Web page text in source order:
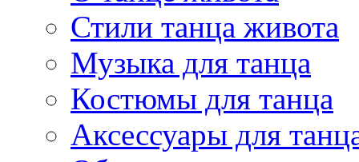
Стили танца живота
Музыка для танца
Костюмы для танца
Аксессуары для